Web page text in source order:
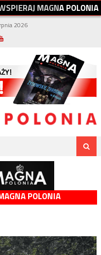
SPIERAJMAGNAPOLONIA
2026
POLONIA